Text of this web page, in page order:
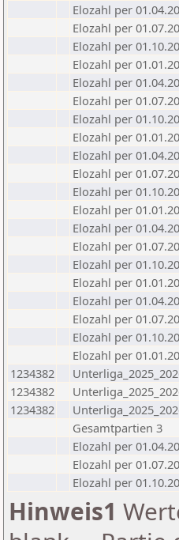
Elozahl per
Elozahl per
Elozahl per
Elozahl per
Elozahl per
Elozahl per
Elozahl per
Elozahl per
Elozahl per
Elozahl per
Elozahl per
Elozahl per
Elozahl per
Elozahl per
Elozahl per
Elozahl per
Elozahl per
Elozahl per
Elozahl per
Elozahl per
1234382
1234382
1234382
Gesamtpartien 3
Elozahl per
Elozahl per
Elozahl per
Hinweis1